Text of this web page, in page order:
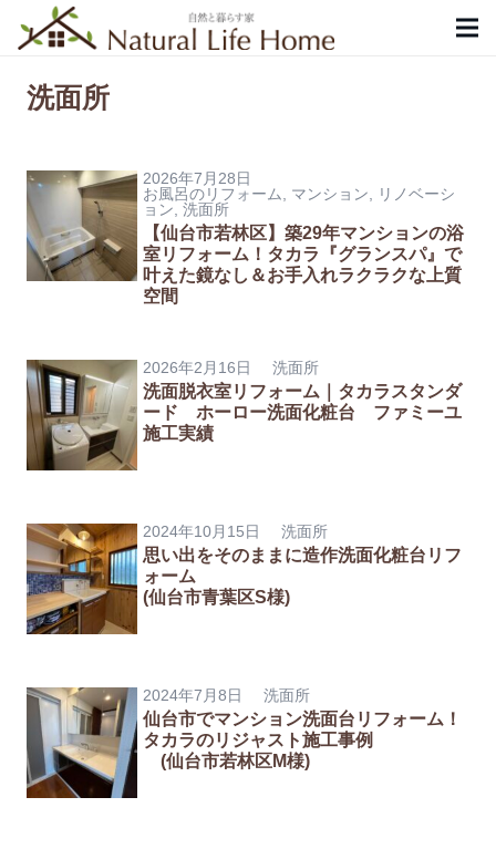
洗面所
2026年7月28日
お風呂のリフォーム
マンション
リノベーシ
ョン 洗面所
【仙台市若林区】築29年マンションの浴
室リフォーム！タカラ『グランスパ』で
叶えた鏡なし＆お手入れラクラクな上質
空間
2026年2月16日 洗面所
洗面脱衣室リフォーム｜タカラスタンダ
ード ホーロー洗面化粧台 ファミーユ
施工実績
2024年10月15日 洗面所
思い出をそのままに造作洗面化粧台リフ
ォーム
(仙台市青葉区S様)
2024年7月8日 洗面所
仙台市でマンション洗面台リフォーム！
タカラのリジャスト施工事例
(仙台市若林区M様)